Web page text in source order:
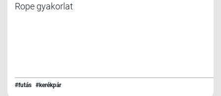
Rope gyakorlat
#futás #kerékpár